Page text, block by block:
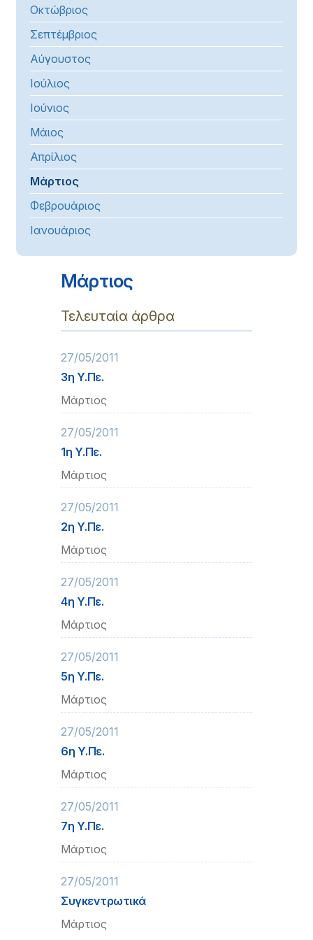
Οκτώβριος
Σεπτέμβριος
Αύγουστος
Ιούλιος
Ιούνιος
Μάιος
Απρίλιος
Μάρτιος
Φεβρουάριος
Ιανουάριος
Μάρτιος
Τελευταία άρθρα
27/05/2011
3η Υ.Πε.
Μάρτιος
27/05/2011
1η Υ.Πε.
Μάρτιος
27/05/2011
2η Υ.Πε.
Μάρτιος
27/05/2011
4η Υ.Πε.
Μάρτιος
27/05/2011
5η Υ.Πε.
Μάρτιος
27/05/2011
6η Υ.Πε.
Μάρτιος
27/05/2011
7η Υ.Πε.
Μάρτιος
27/05/2011
Συγκεντρωτικά
Μάρτιος